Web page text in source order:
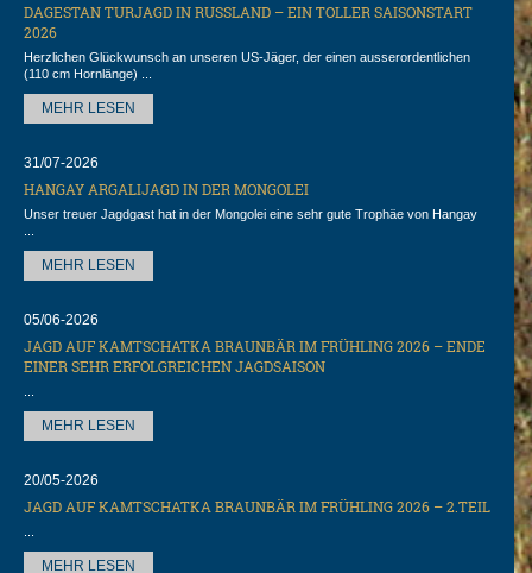
DAGESTAN TURJAGD IN RUSSLAND – EIN TOLLER SAISONSTART
2026
Herzlichen Glückwunsch an unseren US-Jäger, der einen ausserordentlichen
(110 cm Hornlänge) ...
MEHR LESEN
31/07-2026
HANGAY ARGALIJAGD IN DER MONGOLEI
Unser treuer Jagdgast hat in der Mongolei eine sehr gute Trophäe von Hangay
MEHR LESEN
05/06-2026
JAGD AUF KAMTSCHATKA BRAUNBÄR IM FRÜHLING 2026 – ENDE
EINER SEHR ERFOLGREICHEN JAGDSAISON
MEHR LESEN
20/05-2026
JAGD AUF KAMTSCHATKA BRAUNBÄR IM FRÜHLING 2026 – 2.TEIL
MEHR LESEN